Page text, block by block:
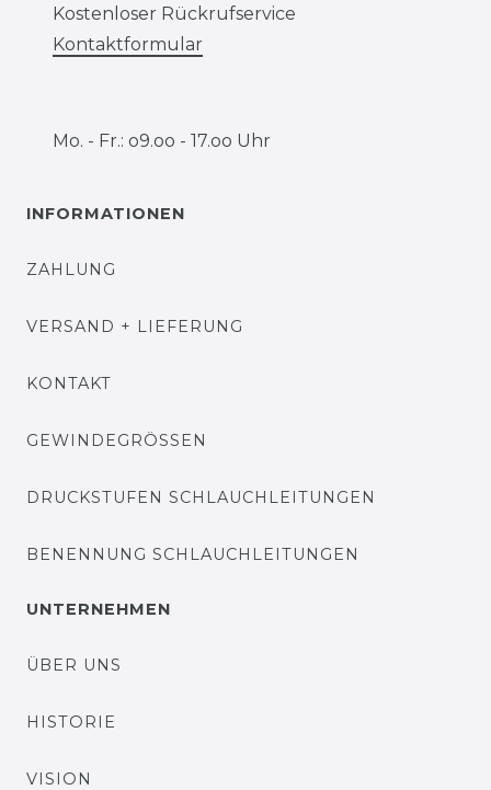
Kostenloser Rückrufservice
Kontaktformular
Mo. - Fr.: o9.oo - 17.oo Uhr
INFORMATIONEN
ZAHLUNG
VERSAND + LIEFERUNG
KONTAKT
GEWINDEGRÖSSEN
DRUCKSTUFEN SCHLAUCHLEITUNGEN
BENENNUNG SCHLAUCHLEITUNGEN
UNTERNEHMEN
ÜBER UNS
HISTORIE
VISION